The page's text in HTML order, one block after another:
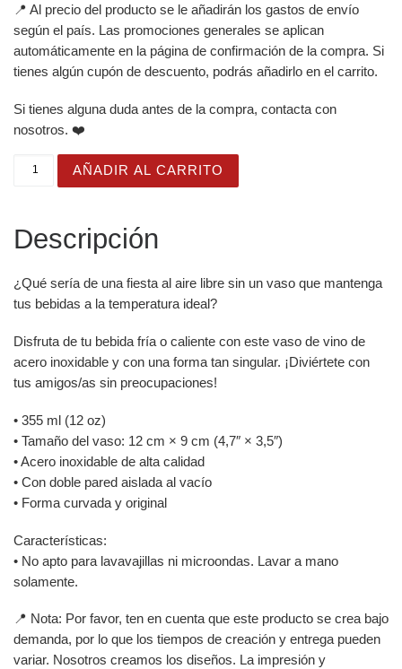
📍 Al precio del producto se le añadirán los gastos de envío
según el país. Las promociones generales se aplican
automáticamente en la página de confirmación de la compra. Si
tienes algún cupón de descuento, podrás añadirlo en el carrito.
Si tienes alguna duda antes de la compra, contacta con
nosotros. ❤️
Ternura en un Vaso. Dulce Zorrito con Calabazas. Para
AÑADIR AL CARRITO
Descripción
¿Qué sería de una fiesta al aire libre sin un vaso que mantenga
tus bebidas a la temperatura ideal?
Disfruta de tu bebida fría o caliente con este vaso de vino de
acero inoxidable y con una forma tan singular. ¡Diviértete con
tus amigos/as sin preocupaciones!
• 355 ml (12 oz)
• Tamaño del vaso: 12 cm × 9 cm (4,7″ × 3,5″)
• Acero inoxidable de alta calidad
• Con doble pared aislada al vacío
• Forma curvada y original
Características:
• No apto para lavavajillas ni microondas. Lavar a mano
solamente.
📍 Nota: Por favor, ten en cuenta que este producto se crea bajo
demanda, por lo que los tiempos de creación y entrega pueden
variar. Nosotros creamos los diseños. La impresión y